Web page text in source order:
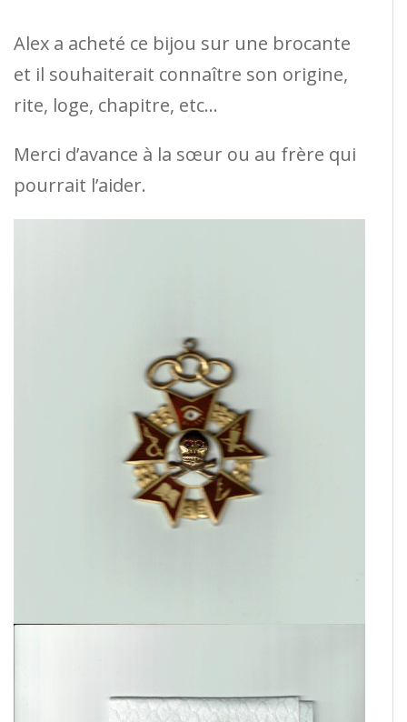
Alex a acheté ce bijou sur une brocante
et il souhaiterait connaître son origine,
rite, loge, chapitre, etc…
Merci d’avance à la sœur ou au frère qui
pourrait l’aider.